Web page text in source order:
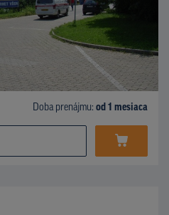
Doba prenájmu: od 1 mesiaca